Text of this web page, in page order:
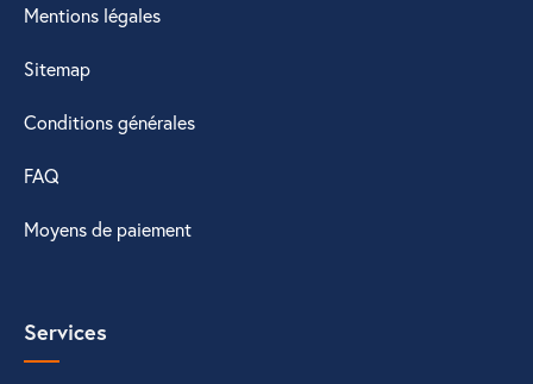
Mentions légales
Sitemap
Conditions générales
FAQ
Moyens de paiement
Services